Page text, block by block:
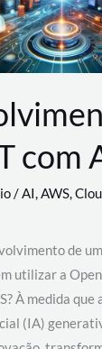
com
/AI,AWS,
de
utilizar a
À medida
(IA)